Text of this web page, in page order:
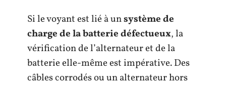
Si le voyant est lié à unsystème de
charge de la batterie défectueux, la
vérification de l’alternateur et de la
batterie elle-même est impérative. Des
câbles corrodés ou un alternateur hors